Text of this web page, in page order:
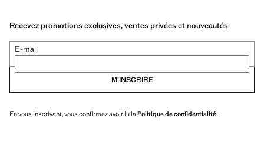
Recevez promotions exclusives, ventes privées et nouveautés
E-mail
M’INSCRIRE
En vous inscrivant, vous confirmez avoir lu la Politique de confidentialité.